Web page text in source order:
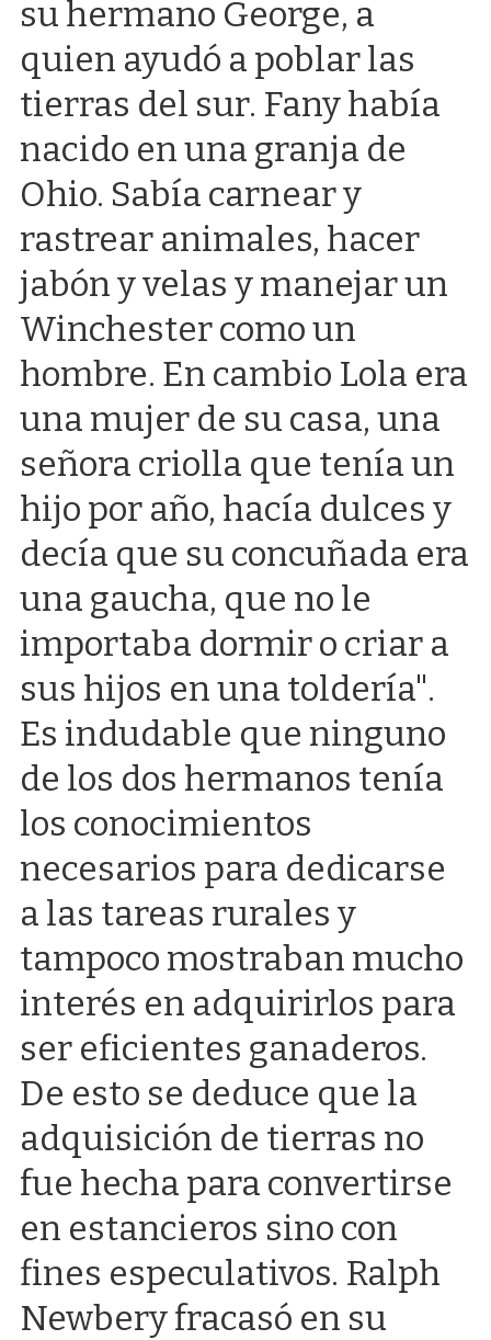
su hermano George, a
quien ayudó a poblar las
tierras del sur. Fany había
nacido en una granja de
Ohio. Sabía carnear y
rastrear animales, hacer
jabón y velas y manejar un
Winchester como un
hombre. En cambio Lola era
una mujer de su casa, una
señora criolla que tenía un
hijo por año, hacía dulces y
decía que su concuñada era
una gaucha, que no le
importaba dormir o criar a
sus hijos en una toldería".
Es indudable que ninguno
de los dos hermanos tenía
los conocimientos
necesarios para dedicarse
a las tareas rurales y
tampoco mostraban mucho
interés en adquirirlos para
ser eficientes ganaderos.
De esto se deduce que la
adquisición de tierras no
fue hecha para convertirse
en estancieros sino con
fines especulativos. Ralph
Newbery fracasó en su